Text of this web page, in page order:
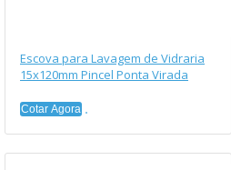
Escova para Lavagem de Vidraria
15x120mm Pincel Ponta Virada
Cotar Agora